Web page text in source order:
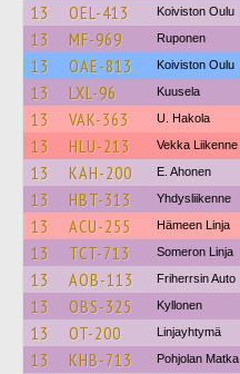
13 OEL-413 Koiviston Oulu
13 MF-969 Ruponen
13 OAE-813 Koiviston Oulu
13 LXL-96 Kuusela
13 VAK-363 U. Hakola
13 HLU-213 Vekka Liikenne
13 KAH-200 E. Ahonen
13 HBT-313 Yhdysliikenne
13 ACU-255 Hämeen Linja
13 TCT-713 Someron Linja
13 AOB-113 Friherrsin Auto
13 OBS-325 Kyllonen
13 OT-200 Linjayhtymä
13 KHB-713 Pohjolan Matka